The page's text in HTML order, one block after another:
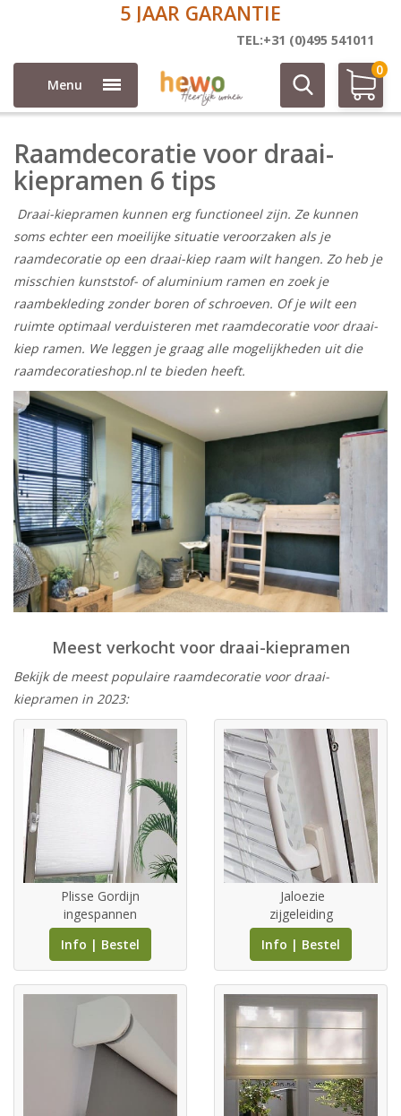
5 JAAR GARANTIE
TEL:+31 (0)495 541011
Menu
0
Raamdecoratie voor draai-kiepramen 6 tips
Raamdecoratie voor draai-
kiepramen 6 tips
Draai-kiepramen kunnen erg functioneel zijn. Ze kunnen
soms echter een moeilijke situatie veroorzaken als je
raamdecoratie op een draai-kiep raam wilt hangen. Zo heb je
misschien kunststof- of aluminium ramen en zoek je
raambekleding zonder boren of schroeven. Of je wilt een
ruimte optimaal verduisteren met raamdecoratie voor draai-
kiep ramen. We leggen je graag alle mogelijkheden uit die
raamdecoratieshop.nl te bieden heeft.
Meest verkocht voor draai-kiepramen
Bekijk de meest populaire raamdecoratie voor draai-
kiepramen in 2023:
Plisse Gordijn
ingespannen
Info | Bestel
Jaloezie
zijgeleiding
Info | Bestel